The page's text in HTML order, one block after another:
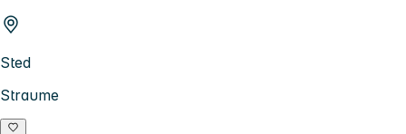
Sted
Straume